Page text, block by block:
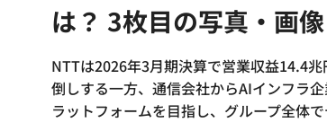
は？ 3枚目の写真・画像
NTTは2026年3月期決算で営業収益14.4
倒しする一方、通信会社からAIインフラ
ラットフォームを目指し、グループ全体で